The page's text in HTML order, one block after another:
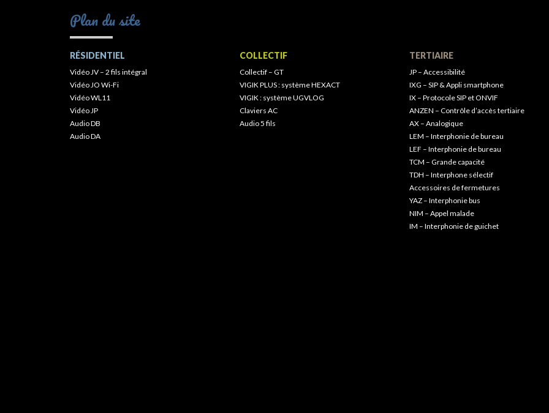
Plan du site
RÉSIDENTIEL
Vidéo JV – 2 fils intégral
Vidéo JO Wi-Fi
Vidéo WL11
Vidéo JP
Audio DB
Audio DA
COLLECTIF
Collectif – GT
VIGIK PLUS : système HEXACT
VIGIK : système UGVLOG
Claviers AC
Audio 5 fils
TERTIAIRE
JP – Accessibilité
IXG – SIP & Appli smartphone
IX – Protocole SIP et ONVIF
ANZEN – Contrôle d’accès tertiaire
AX – Analogique
LEM – Interphonie de bureau
LEF – Interphonie de bureau
TCM – Grande capacité
TDH – Interphone sélectif
Accessoires de fermetures
YAZ – Interphonie bus
NIM – Appel malade
IM – Interphonie de guichet